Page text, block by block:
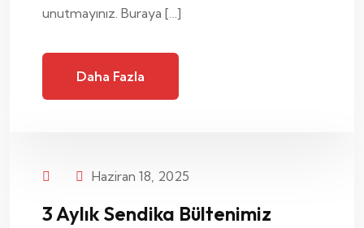
unutmayınız. Buraya […]
Daha Fazla
Haziran 18, 2025
3 Aylık Sendika Bültenimiz